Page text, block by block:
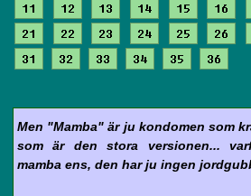
11
12 13 14 15 16
21
22 23 24 25 26
31
32 33 34 35 36
Men "Mamba" är ju kondomen som
som är den stora versionen...
mamba ens, den har ju ingen